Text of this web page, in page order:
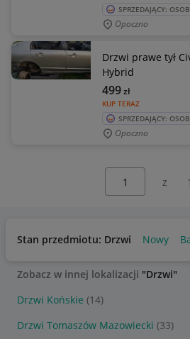
SPRZEDAJĄCY:
Opoczno
Drzwi prawe tył
Hybrid
KUP TERAZ
499zł
SPRZEDAJĄCY:
Opoczno
z 1
Stan przedmiotu: Drzwi Nowy
Zobacz w innej lokalizacji "Drzwi"
Drzwi Końskie (14)
Drzwi Tomaszów Mazowiecki (33)